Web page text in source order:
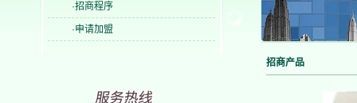
·招商程序
·申请加盟
招商产品